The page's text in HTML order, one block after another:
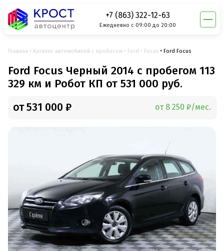
+7 (863) 322-12-63
Ежедневно с 09:00 до 20:00
Главная Каталог автомобилей с пробегом Ford Focus Ford Focus
Ford Focus Черный 2014 с пробегом 113
329 км и Робот КП от 531 000 руб.
от 531 000 ₽ от 8 250 ₽/мес.